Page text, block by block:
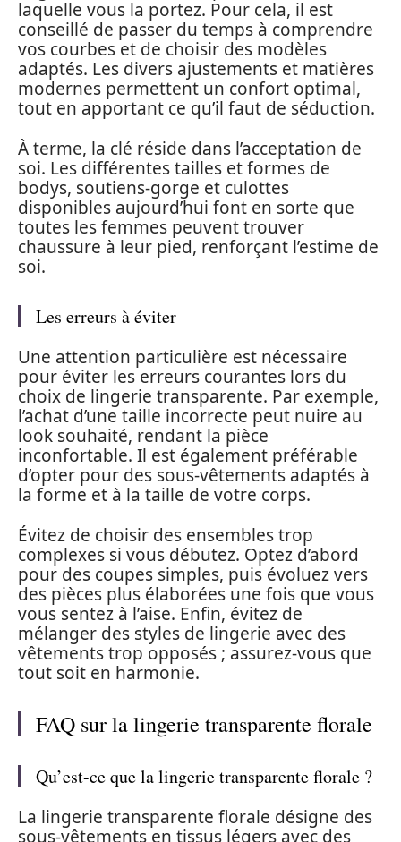
laquelle vous la portez. Pour cela, il est
conseillé de passer du temps à comprendre
vos courbes et de choisir des modèles
adaptés. Les divers ajustements et matières
modernes permettent un confort optimal,
tout en apportant ce qu’il faut de séduction.
À terme, la clé réside dans l’acceptation de
soi. Les différentes tailles et formes de
bodys, soutiens-gorge et culottes
disponibles aujourd’hui font en sorte que
toutes les femmes peuvent trouver
chaussure à leur pied, renforçant l’estime de
soi.
Les erreurs à éviter
Une attention particulière est nécessaire
pour éviter les erreurs courantes lors du
choix de lingerie transparente. Par exemple,
l’achat d’une taille incorrecte peut nuire au
look souhaité, rendant la pièce
inconfortable. Il est également préférable
d’opter pour des sous-vêtements adaptés à
la forme et à la taille de votre corps.
Évitez de choisir des ensembles trop
complexes si vous débutez. Optez d’abord
pour des coupes simples, puis évoluez vers
des pièces plus élaborées une fois que vous
vous sentez à l’aise. Enfin, évitez de
mélanger des styles de lingerie avec des
vêtements trop opposés ; assurez-vous que
tout soit en harmonie.
FAQ sur la lingerie transparente florale
Qu’est-ce que la lingerie transparente florale ?
La lingerie transparente florale désigne des
sous-vêtements en tissus légers avec des